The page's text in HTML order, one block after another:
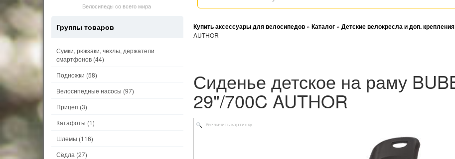
Велосипеды со всего мира
Купить аксессуары для велосипедов » Каталог » Детские велокресла и доп. крепления
AUTHOR
Сиденье детское на раму BUBBLY MAXI FF
29"/700C AUTHOR
Увеличить картинку
Группы товаров
Сумки, рюкзаки, чехлы, держатели
смартфонов (44)
Подножки (58)
Велосипедные насосы (97)
Прицеп (3)
Катафоты (1)
Шлемы (116)
Сёдла (27)